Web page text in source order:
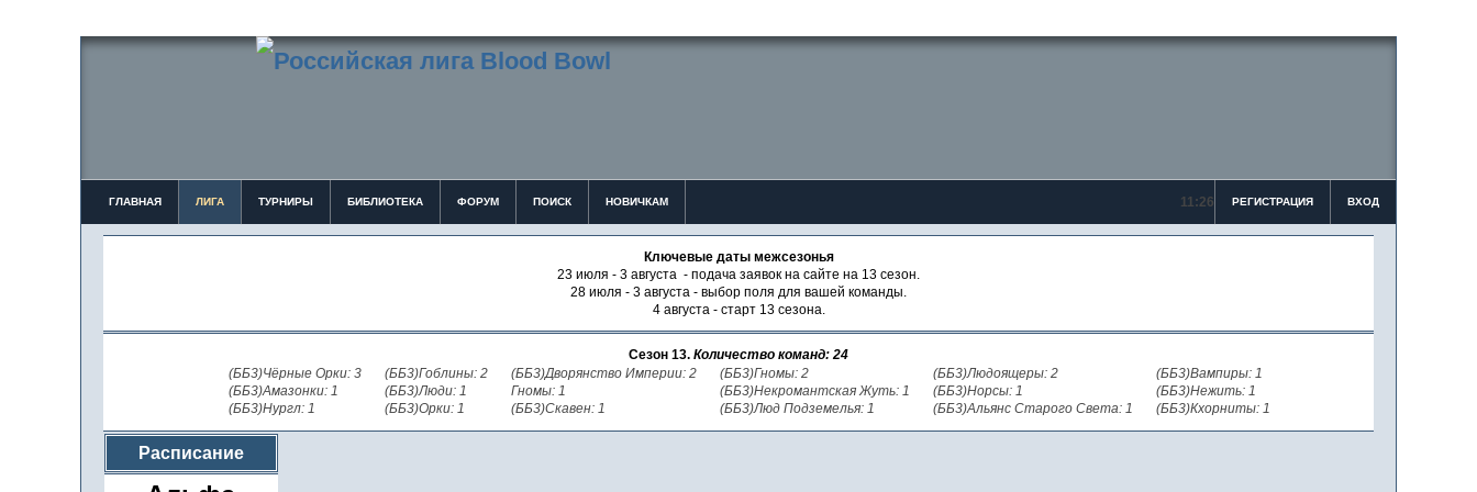
ГЛАВНАЯ ЛИГА ТУРНИРЫ БИБЛИОТЕКА ФОРУМ ПОИСК НОВИЧКАМ 11:26 РЕГИСТРАЦИЯ ВХОД
Ключевые даты межсезонья
23 июля - 3 августа - подача заявок на сайте на 13 сезон.
28 июля - 3 августа - выбор поля для вашей команды.
4 августа - старт 13 сезона.
Сезон 13. Количество команд: 24
(ББ3)Чёрные Орки: 3
(ББ3)Амазонки: 1
(ББ3)Нургл: 1
(ББ3)Гоблины: 2
(ББ3)Люди: 1
(ББ3)Орки: 1
(ББ3)Дворянство Империи: 2
Гномы: 1
(ББ3)Скавен: 1
(ББ3)Гномы: 2
(ББ3)Некромантская Жуть: 1
(ББ3)Люд Подземелья: 1
(ББ3)Людоящеры: 2
(ББ3)Норсы: 1
(ББ3)Альянс Старого Света: 1
(ББ3)Вампиры: 1
(ББ3)Нежить: 1
(ББ3)Кхорниты: 1
Расписание